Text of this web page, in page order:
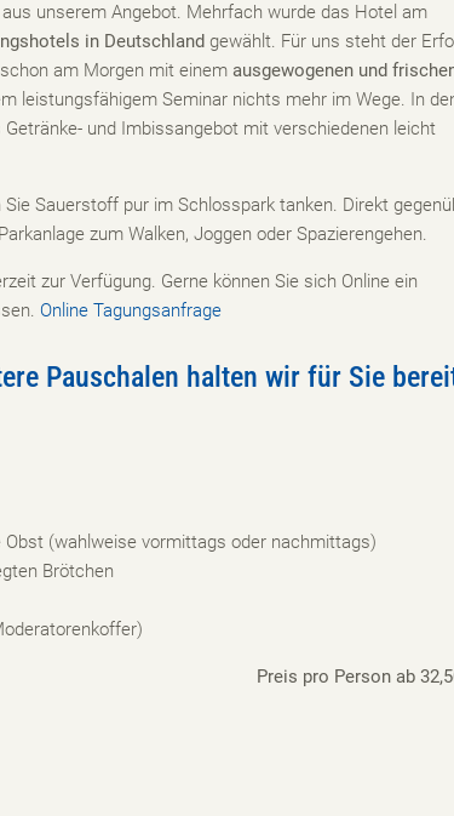
unserem Angebot. Mehrfach wurde das Hotel am
in Deutschland gewählt. Für uns steht der
am Morgen mit einem ausgewogenen und
leistungsfähigem Seminar nichts mehr im Wege. In
und Imbissangebot mit verschiedenen leicht
Sauerstoff pur im Schlosspark tanken. Direkt
zum Walken, Joggen oder Spazierengehen.
zur Verfügung. Gerne können Sie sich Online ein
Online Tagungsanfrage
Pauschalen halten wir für Sie
(wahlweise vormittags oder nachmittags)
Brötchen
Preis pro Person ab